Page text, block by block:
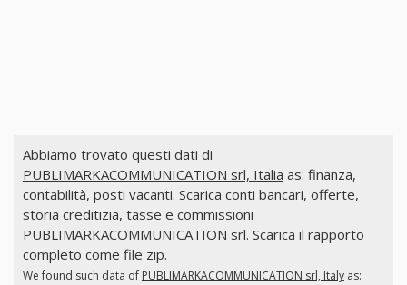
Abbiamo trovato questi dati di
PUBLIMARKACOMMUNICATION srl, Italia as: finanza,
contabilità, posti vacanti. Scarica conti bancari, offerte,
storia creditizia, tasse e commissioni
PUBLIMARKACOMMUNICATION srl. Scarica il rapporto
completo come file zip.
We found such data of PUBLIMARKACOMMUNICATION srl, Italyas: